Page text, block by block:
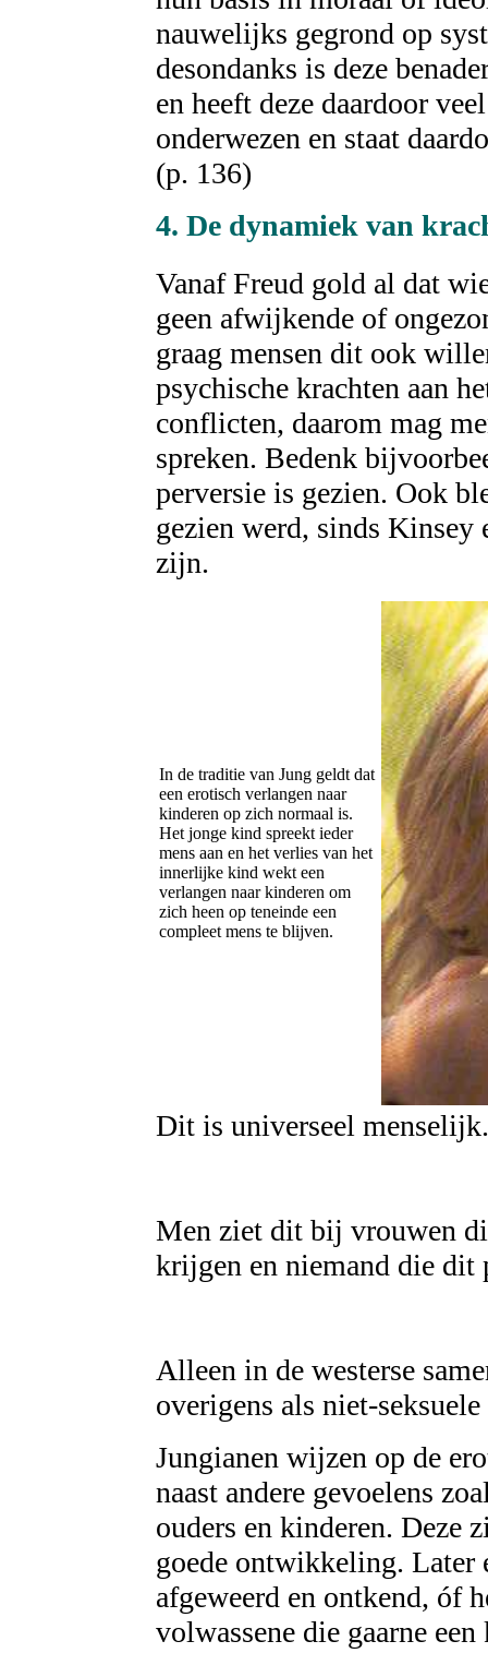
nauwelijks gegrond op
desondanks is deze
en heeft deze daardoor
onderwezen en staat
(p. 136)
4. De dynamiek van
Vanaf Freud gold al dat
geen afwijkende of
graag mensen dit ook
psychische krachten aan
conflicten, daarom mag
spreken. Bedenk
perversie is gezien. Ook
gezien werd, sinds
zijn.
In de traditie van Jung geldt dat
een erotisch verlangen naar
kinderen op zich normaal is.
Het jonge kind spreekt ieder
mens aan en het verlies van het
innerlijke kind wekt een
verlangen naar kinderen om
zich heen op teneinde een
compleet mens te blijven.
Dit is universeel menselijk.
Men ziet dit bij vrouwen
krijgen en niemand die
Alleen in de westerse
overigens als niet-
Jungianen wijzen op de
naast andere gevoelens
ouders en kinderen. Deze
goede ontwikkeling. Later
afgeweerd en ontkend, óf
volwassene die gaarne